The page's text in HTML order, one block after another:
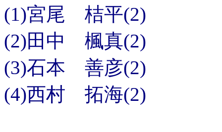
(1)宮尾 桔平(2)
(2)田中 楓真(2)
(3)石本 善彦(2)
(4)西村 拓海(2)